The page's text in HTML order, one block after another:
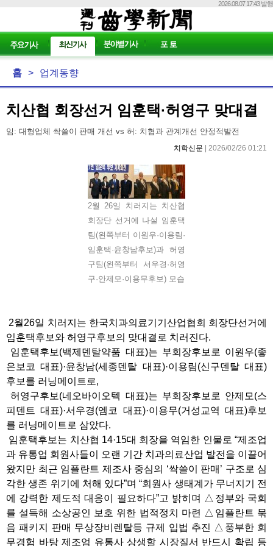
2026.08.07 17:43 발행
홈 > 업계동향
치산협 회장선거 임훈택·허영구 맞대결
임: 대형업체 싹쓸이 판매 개선 vs 허: 치협과 관계개선 안정적발전
치학신문 | 2026/02/26 01:21
2월 26일 치러지는 치산협
회장단 선거에 나설 임훈택
팀(왼쪽부터 이원우·이용림·
임훈택·윤창남후보)과 허영
구팀(왼쪽부터 서우경·허영
구·안제모·이용무후보) 모습
2월26일 치러지는 한국치과의료기기산업협회 회장단선거에
임훈택후보와 허영구후보의 맞대결로 치러진다.
임훈택후보(백제덴탈약품 대표)는 부회장후보로 이원우(좋
은보코 대표)·윤창남(세종덴탈 대표)·이용림(신구덴탈 대표)
후보를 러닝메이트로,
허영구후보(네오바이오텍 대표)는 부회장후보로 안제모(스
피덴트 대표)·서우경(엠코 대표)·이용무(거성교역 대표)후보
를 러닝메이트로 삼았다.
임훈택후보는 치산협 14·15대 회장을 역임한 인물로 “제조업
과 유통업 회원사들이 오랜 기간 치과의료산업 발전을 이끌어
왔지만 최근 임플란트 제조사 중심의 ‘싹쓸이 판매’ 구조로 심
각한 생존 위기에 처해 있다”며 “회원사 생태계가 무너지기 전
에 강력한 제도적 대응이 필요하다”고 밝히며 △정부와 국회
를 설득해 소상공인 보호 위한 법적정치 마련 △임플란트 묶
음 패키지 판매 무상장비렌탈등 규제 입법 추진 △풍부한 회
무경험 바탕 제조엄 유통사 상생할 시장질서 반드시 확립 등